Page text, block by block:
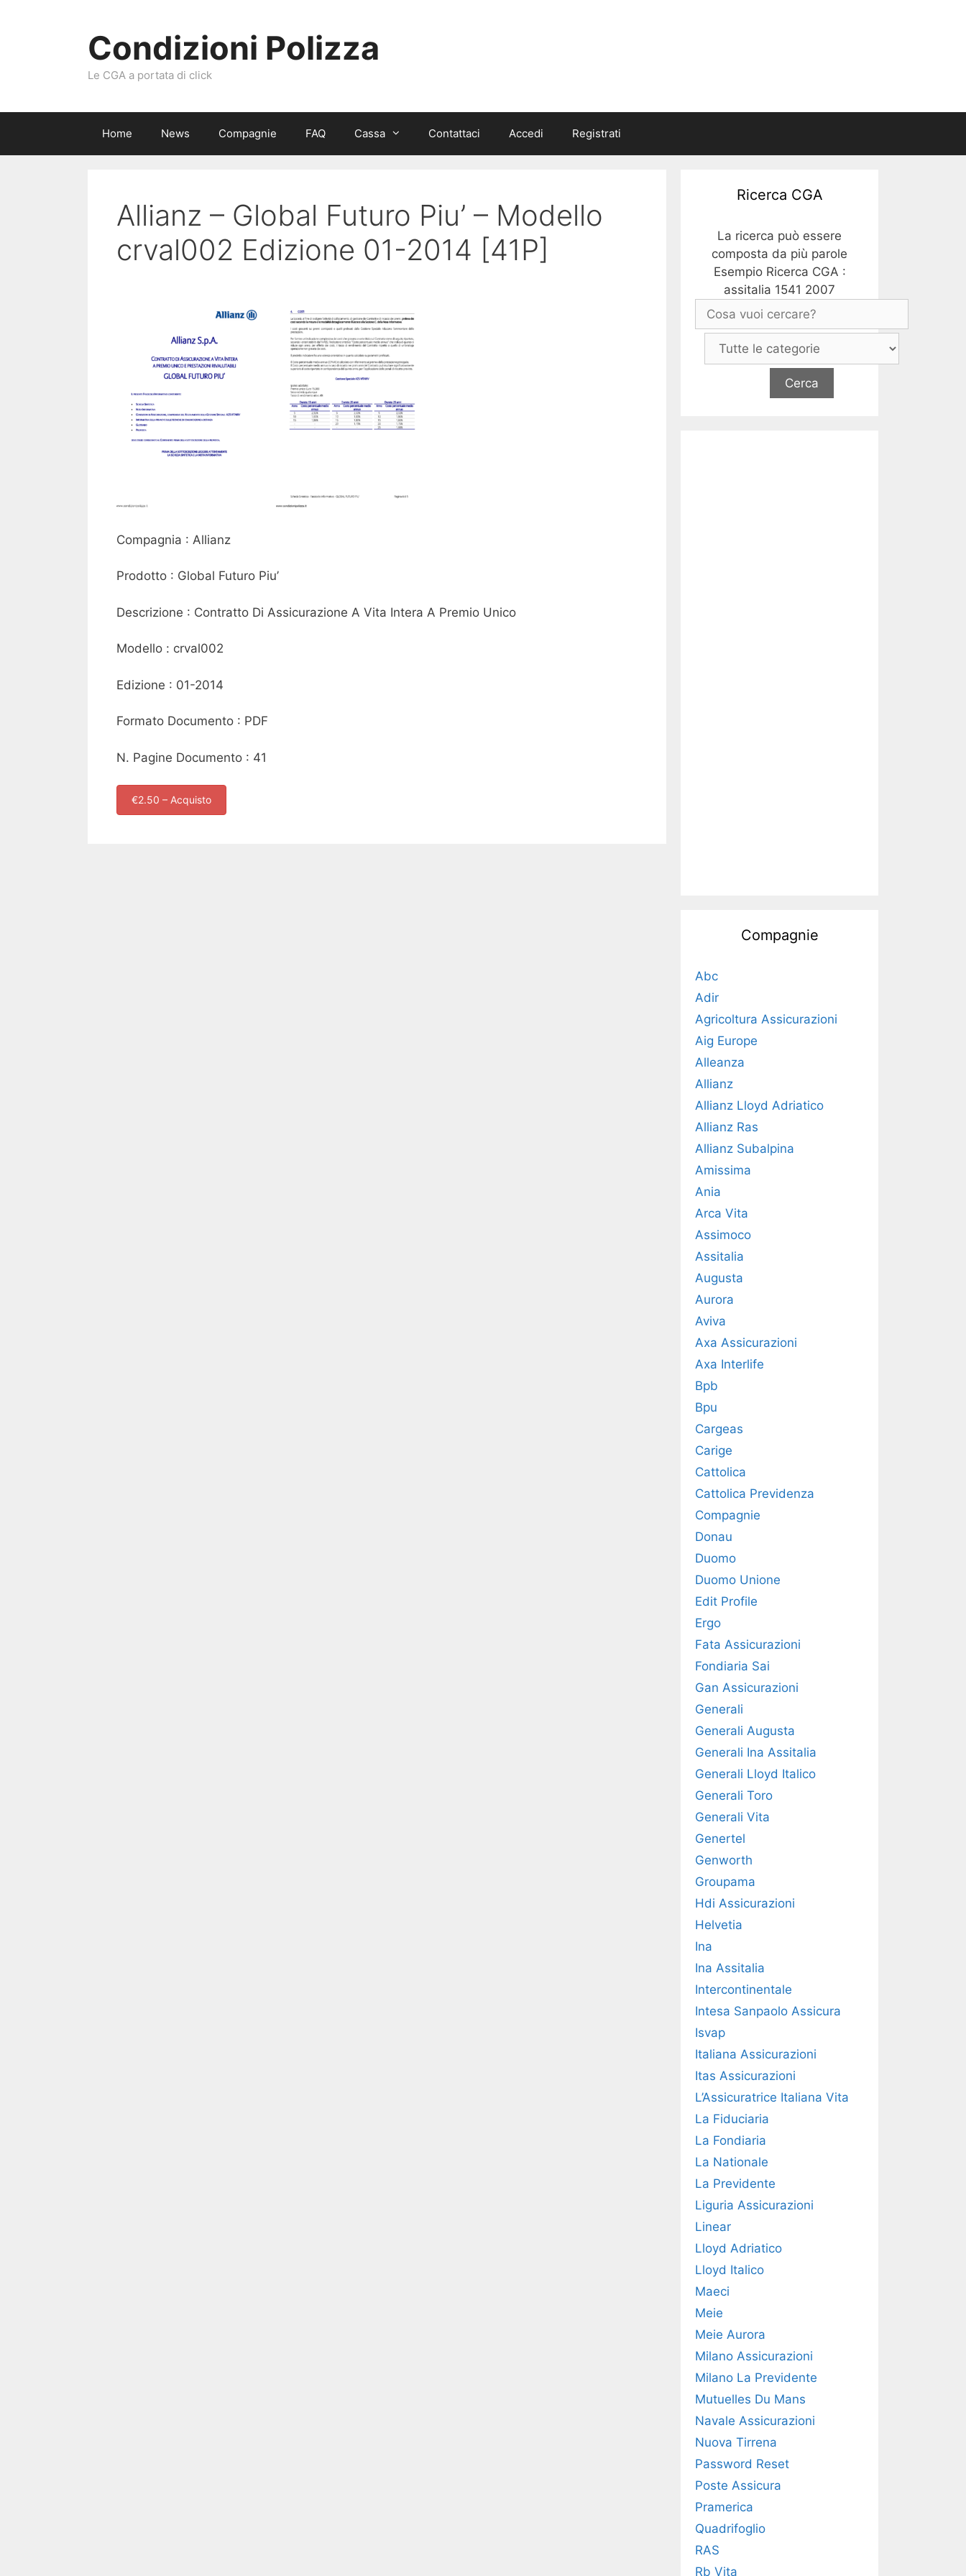
Condizioni Polizza
Le CGA a portata di click
Home News Compagnie FAQ Cassa Contattaci Accedi Registrati
Allianz – Global Futuro Piu’ – Modello
crval002 Edizione 01-2014 [41P]
Compagnia : Allianz
Prodotto : Global Futuro Piu’
Descrizione : Contratto Di Assicurazione A Vita Intera A Premio Unico
Modello : crval002
Edizione : 01-2014
Formato Documento : PDF
N. Pagine Documento : 41
€2.50 – Acquisto
Ricerca CGA
La ricerca può essere
composta da più parole
Esempio Ricerca CGA :
assitalia 1541 2007
Compagnie
Abc
Adir
Agricoltura Assicurazioni
Aig Europe
Alleanza
Allianz
Allianz Lloyd Adriatico
Allianz Ras
Allianz Subalpina
Amissima
Ania
Arca Vita
Assimoco
Assitalia
Augusta
Aurora
Aviva
Axa Assicurazioni
Axa Interlife
Bpb
Bpu
Cargeas
Carige
Cattolica
Cattolica Previdenza
Compagnie
Donau
Duomo
Duomo Unione
Edit Profile
Ergo
Fata Assicurazioni
Fondiaria Sai
Gan Assicurazioni
Generali
Generali Augusta
Generali Ina Assitalia
Generali Lloyd Italico
Generali Toro
Generali Vita
Genertel
Genworth
Groupama
Hdi Assicurazioni
Helvetia
Ina
Ina Assitalia
Intercontinentale
Intesa Sanpaolo Assicura
Isvap
Italiana Assicurazioni
Itas Assicurazioni
L’Assicuratrice Italiana Vita
La Fiduciaria
La Fondiaria
La Nationale
La Previdente
Liguria Assicurazioni
Linear
Lloyd Adriatico
Lloyd Italico
Maeci
Meie
Meie Aurora
Milano Assicurazioni
Milano La Previdente
Mutuelles Du Mans
Navale Assicurazioni
Nuova Tirrena
Password Reset
Poste Assicura
Pramerica
Quadrifoglio
RAS
Rb Vita